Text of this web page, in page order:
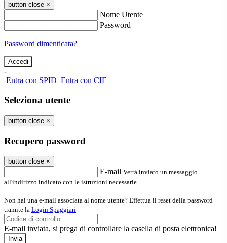
button close ×
Nome Utente
Password
Password dimenticata?
-
Entra con SPID Entra con CIE
Seleziona utente
button close ×
Recupero password
button close ×
E-mail Verrà inviato un messaggio
all'indirizzo indicato con le istruzioni necessarie.
Non hai una e-mail associata al nome utente? Effettua il reset della password
tramite la Login Spaggiari
E-mail inviata, si prega di controllare la casella di posta elettronica!